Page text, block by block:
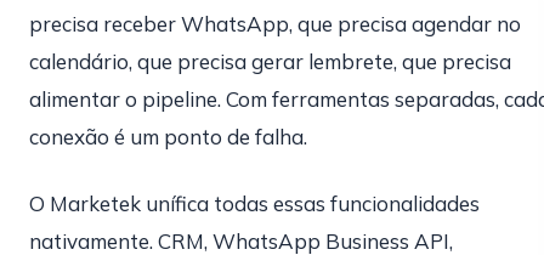
precisa receber WhatsApp, que precisa agendar no
calendário, que precisa gerar lembrete, que precisa
alimentar o pipeline. Com ferramentas separadas,
conexão é um ponto de falha.
O Marketek unífica todas essas funcionalidades
nativamente. CRM, WhatsApp Business API,